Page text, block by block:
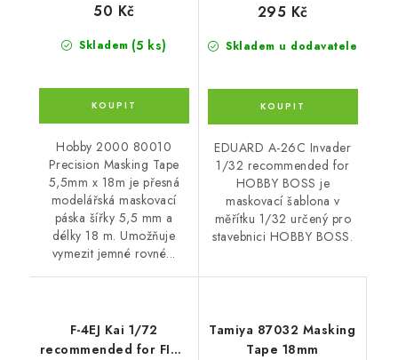
Skladem (5 ks)
50 Kč
Hobby 2000 80010
Precision Masking Tape
5,5mm x 18m je přesná
modelářská maskovací
páska šířky 5,5 mm a
délky 18 m. Umožňuje
vymezit jemné rovné...
Skladem u dodavatele
295 Kč
EDUARD A-26C Invader
1/32 recommended for
HOBBY BOSS je
maskovací šablona v
měřítku 1/32 určený pro
stavebnici HOBBY BOSS.
F-4EJ Kai 1/72
recommended for FINE
Tamiya 87032 Masking
Tape 18mm